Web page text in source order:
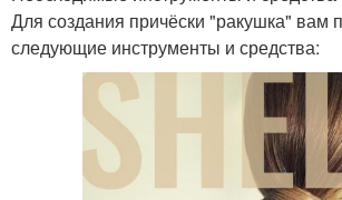
Для создания причёски "ракушка" вам
следующие инструменты и средства: